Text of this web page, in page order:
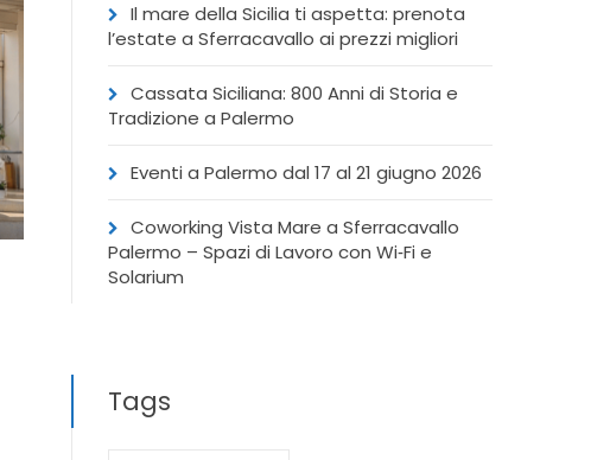
Il mare della Sicilia ti aspetta: prenota
l’estate a Sferracavallo ai prezzi migliori
Cassata Siciliana: 800 Anni di Storia e
Tradizione a Palermo
Eventi a Palermo dal 17 al 21 giugno 2026
Coworking Vista Mare a Sferracavallo
Palermo – Spazi di Lavoro con Wi‑Fi e
Solarium
Tags